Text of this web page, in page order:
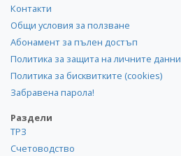
Контакти
Общи условия за ползване
Абонамент за пълен достъп
Политика за защита на личните данни
Политика за бисквитките (cookies)
Забравена парола!
Раздели
ТРЗ
Счетоводство